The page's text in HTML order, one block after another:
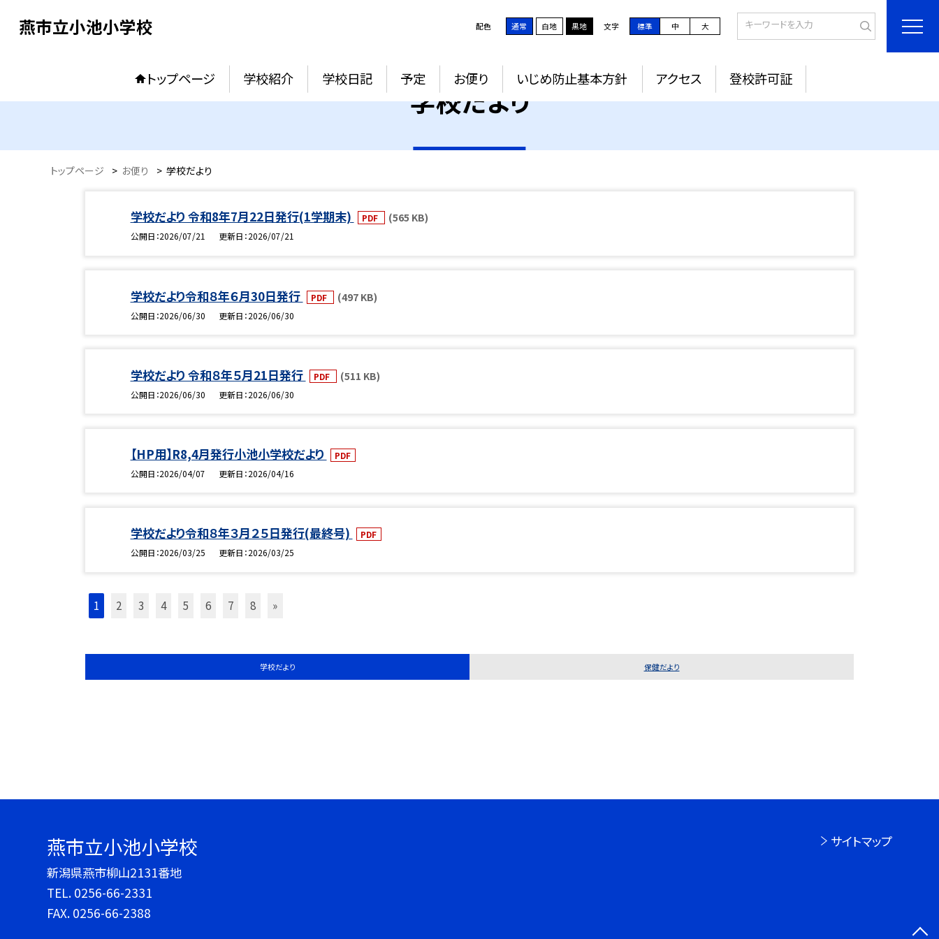
燕市立小池小学校 配色 通常 白地 黒地 文字 標準 中 大
トップページ 学校紹介 学校日記 予定 お便り いじめ防止基本方針 アクセス 登校許可証
学校だより
トップページ > お便り > 学校だより
学校だより 令和8年7月22日発行(1学期末) PDF (565 KB)
公開日 2026/07/21 更新日 2026/07/21
学校だより令和８年６月30日発行 PDF (497 KB)
公開日 2026/06/30 更新日 2026/06/30
学校だより 令和８年５月21日発行 PDF (511 KB)
公開日 2026/06/30 更新日 2026/06/30
【HP用】R8,4月発行小池小学校だより
PDF
公開日 2026/04/07 更新日 2026/04/16
学校だより令和８年３月２５日発行(最終号)
PDF
公開日 2026/03/25 更新日 2026/03/25
1 2 3 4 5 6 7 8 »
学校だより 保健だより
燕市立小池小学校
新潟県燕市柳山2131番地
TEL. 0256-66-2331
FAX. 0256-66-2388
サイトマップ